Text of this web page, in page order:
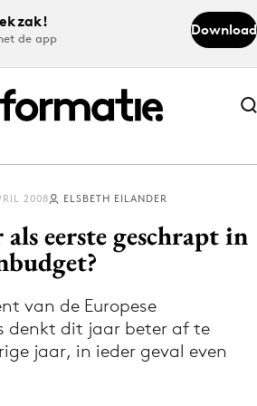
de app
Download
Abonneer nu
Abonneer nu
Download de app
nieuws via de Adformatie
Nieuws app
2008 ELSBETH EILANDER
eerste geschrapt in
van de Europese
denkt dit jaar beter af te
jaar, in ieder geval even